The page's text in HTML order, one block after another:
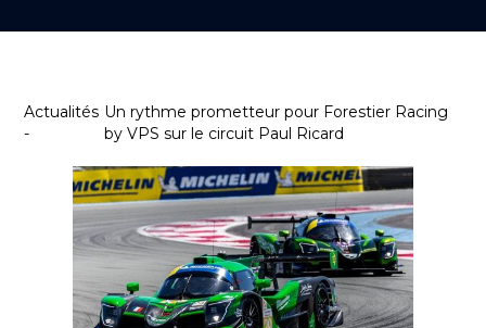
Actualités
-
Un rythme prometteur pour Forestier Racing
by VPS sur le circuit Paul Ricard